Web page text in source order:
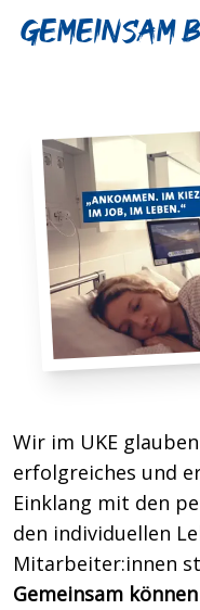
Gemeinsam
Wir im UKE
erfolgreiches und
Einklang mit den
den individuellen
Mitarbeiter:innen
Gemeinsam